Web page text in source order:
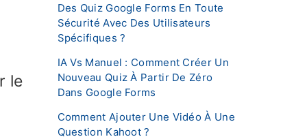
le
Des Quiz Google Forms En Toute
Sécurité Avec Des Utilisateurs
Spécifiques ?
IA Vs Manuel : Comment Créer Un
Nouveau Quiz À Partir De Zéro
Dans Google Forms
Comment Ajouter Une Vidéo À Une
Question Kahoot ?